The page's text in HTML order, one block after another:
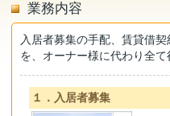
業務内容
入居者募集の手配、賃貸借
を、オーナー様に代わり全
１．入居者募集